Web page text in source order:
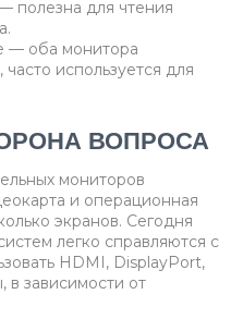
полезна для чтения
— оба монитора
используется для
ВОПРОСА
мониторов
и операционная
экранов. Сегодня
легко справляются с
HDMI, DisplayPort,
в зависимости от